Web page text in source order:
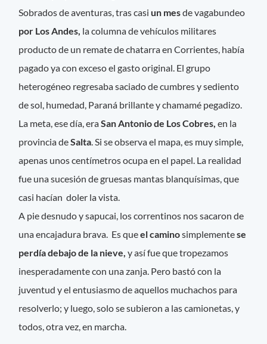
Sobrados de aventuras, tras casi un mesde vagabundeo
por Los Andes, la columna de vehículos militares
producto de un remate de chatarra en Corrientes, había
pagado ya con exceso el gasto original. El grupo
heterogéneo regresaba saciado de cumbres y sediento
de sol, humedad, Paraná brillante y chamamé pegadizo.
La meta, ese día, eraSan Antonio de Los Cobres, en la
provincia deSalta . Si se observa el mapa, es muy simple,
apenas unos centímetros ocupa en el papel. La realidad
fue una sucesión de gruesas mantas blanquísimas, que
casi hacían doler la vista.
A pie desnudo y sapucai, los correntinos nos sacaron de
una encajadura brava. Es queel caminosimplementese
perdía debajo de la nieve,y así fue que tropezamos
inesperadamente con una zanja. Pero bastó con la
juventud y el entusiasmo de aquellos muchachos para
resolverlo; y luego, solo se subieron a las camionetas, y
todos, otra vez, en marcha.